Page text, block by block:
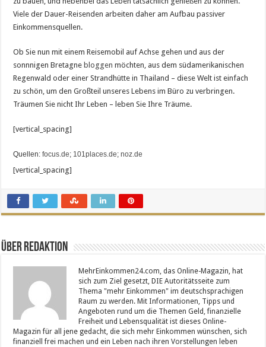
Viele der Dauer-Reisenden arbeiten daher am Aufbau passiver
Einkommensquellen.
Ob Sie nun mit einem Reisemobil auf Achse gehen und aus der
sonnnigen Bretagne bloggen möchten, aus dem südamerikanischen
Regenwald oder einer Strandhütte in Thailand – diese Welt ist einfach
zu schön, um den Großteil unseres Lebens im Büro zu verbringen.
Träumen Sie nicht Ihr Leben – leben Sie Ihre Träume.
[vertical_spacing]
Quellen:focus.de; 101places.de;noz.de
[vertical_spacing]
Über Redaktion
MehrEinkommen24.com, das Online-Magazin, hat
sich zum Ziel gesetzt, DIE Autoritätsseite zum
Thema "mehr Einkommen" im deutschsprachigen
Raum zu werden. Mit Informationen, Tipps und
Angeboten rund um die Themen Geld, finanzielle
Freiheit und Lebensqualität ist dieses Online-
Magazin für all jene gedacht, die sich mehr Einkommen wünschen, sich
finanziell frei machen und ein Leben nach ihren Vorstellungen leben